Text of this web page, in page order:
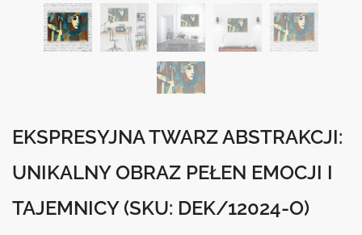
EKSPRESYJNA TWARZ ABSTRAKCJI:
UNIKALNY OBRAZ PEŁEN EMOCJI I
TAJEMNICY (SKU: DEK/12024-O)